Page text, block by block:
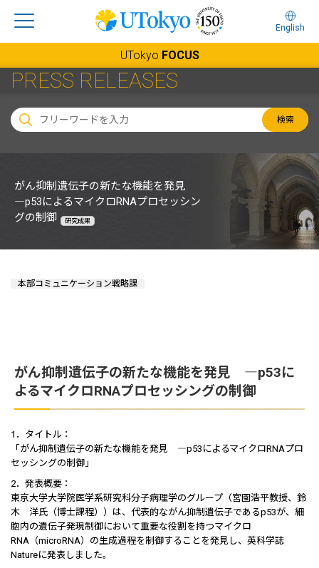
English
UTokyo FOCUS
PRESS RELEASES
検索
がん抑制遺伝子の新たな機能を発見
―p53によるマイクロRNAプロセッシン
グの制御
研究成果
本部コミュニケーション戦略課
がん抑制遺伝子の新たな機能を発見 ―p53に
よるマイクロRNAプロセッシングの制御
1．タイトル：
「がん抑制遺伝子の新たな機能を発見 ―p53によるマイクロRNAプロ
セッシングの制御」
2．発表概要：
東京大学大学院医学系研究科分子病理学のグループ（宮園浩平教授、鈴
木 洋氏（博士課程））は、代表的ながん抑制遺伝子であるp53が、細
胞内の遺伝子発現制御において重要な役割を持つマイクロ
RNA（microRNA）の生成過程を制御することを発見し、英科学誌
Natureに発表しました。